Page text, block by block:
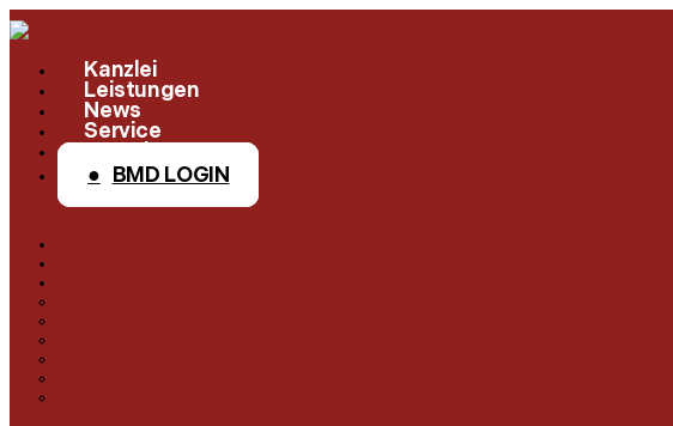
Kanzlei
Leistungen
News
Service
BMD LOGIN